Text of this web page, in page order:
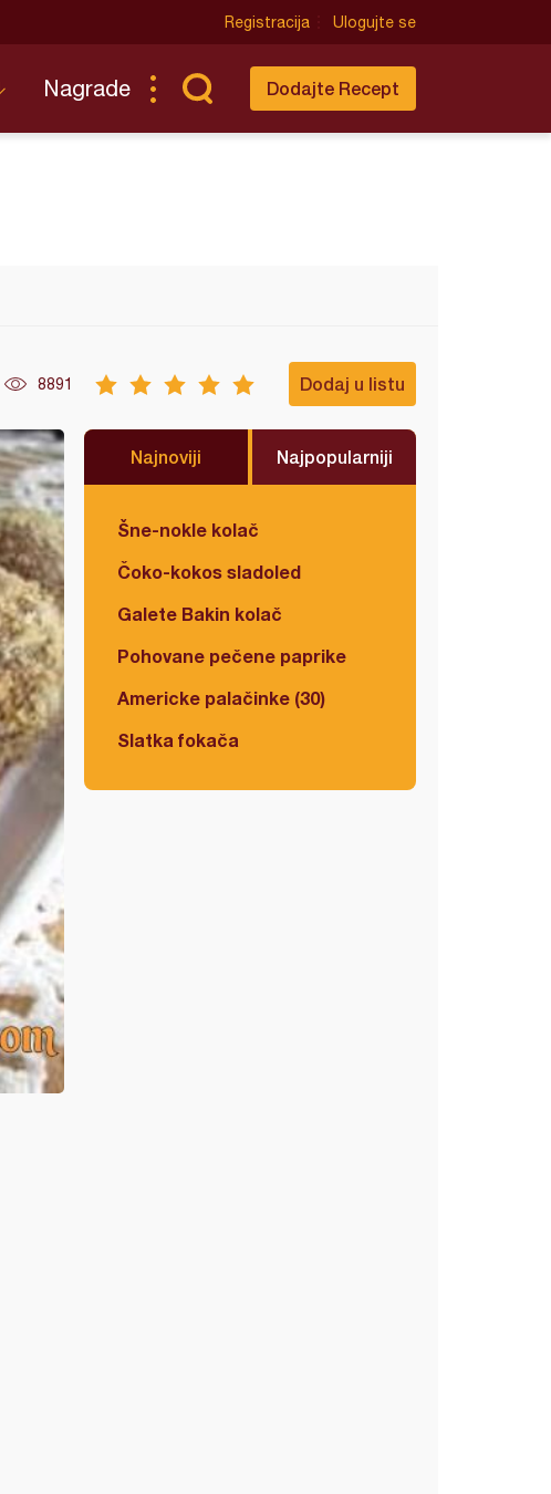
Registracija Ulogujte se
Nagrade Dodajte Recept
8891 Dodaj u listu
Najnoviji Najpopularniji
Šne-nokle kolač
Čoko-kokos sladoled
Galete Bakin kolač
Pohovane pečene paprike
Americke palačinke (30)
Slatka fokača